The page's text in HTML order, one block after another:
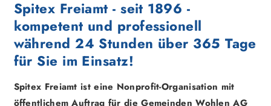
Spitex Freiamt - seit 1896 -
kompetent und professionell
während 24 Stunden über 365 Tage
für Sie im Einsatz!
Spitex Freiamt ist eine Nonprofit-Organisation mit
öffentlichem Auftrag für die GemeindenWohlen AG